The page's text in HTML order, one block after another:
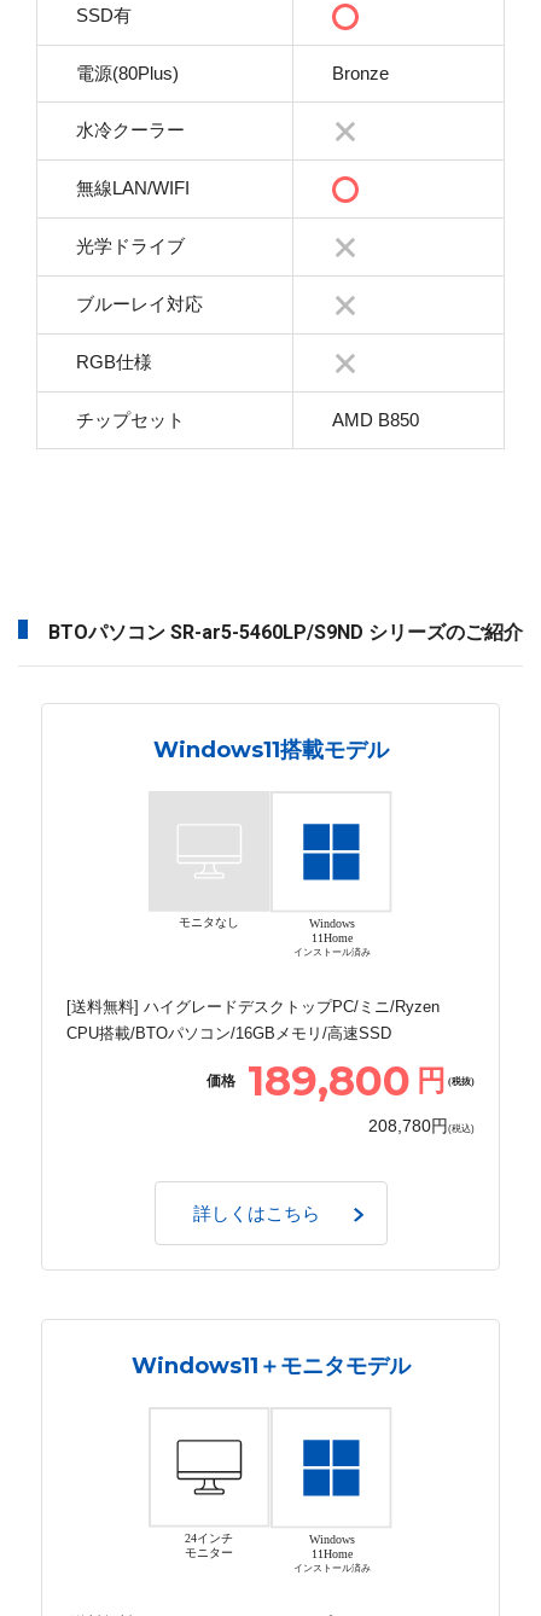
SSD有
電源(80Plus) Bronze
水冷クーラー
無線LAN/WIFI
光学ドライブ
ブルーレイ対応
RGB仕様
チップセット AMD B850
BTOパソコン SR-ar5-5460LP/S9ND シリーズのご紹介
Windows11搭載モデル
モニタなし
Windows
11Home
インストール済み
[送料無料] ハイグレードデスクトップPC/ミニ/Ryzen
CPU搭載/BTOパソコン/16GBメモリ/高速SSD
価格 189,800 円 (税抜)
208,780円 (税込)
詳しくはこちら
Windows11＋モニタモデル
24インチ
モニター
Windows
11Home
インストール済み